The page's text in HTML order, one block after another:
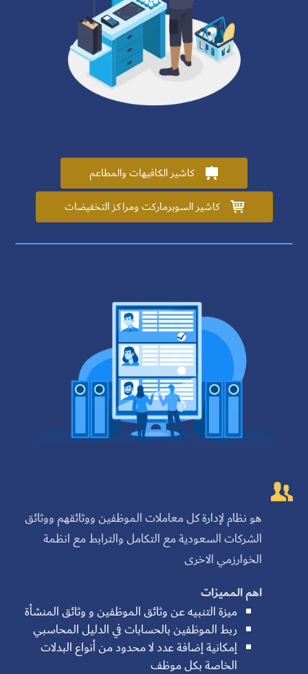
 كاشير الكافيهات والمطاعم
 كاشير السوبرماركت ومراكز التخفيضات

هو نظام لإدارة كل معاملات الموظفين ووثائقهم ووثائق
الشركات السعودية مع التكامل والترابط مع انظمة
الخوارزمي الاخرى
اهم المميزات
ميزة التنبيه عن وثائق الموظفين و وثائق المنشأة
ربط الموظفين بالحسابات في الدليل المحاسبي
إمكانية إضافة عدد لا محدود من أنواع البدلات
الخاصة بكل موظف